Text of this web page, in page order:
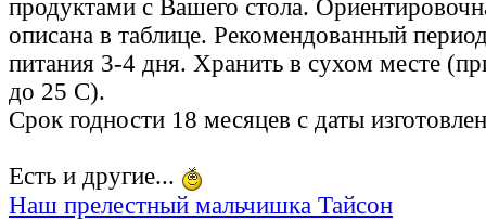
продуктами с Вашего стола.
описана в таблице. Рекомендованный
питания 3-4 дня. Хранить в сухом месте
до 25 С).
Срок годности 18 месяцев с даты
Есть и другие...
Наш прелестный мальчишка Тайсон